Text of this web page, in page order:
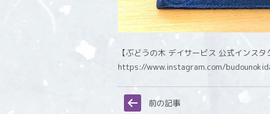
【ぶどうの木 デイサービス 公式インスタ
https://www.instagram.com/
前の記事